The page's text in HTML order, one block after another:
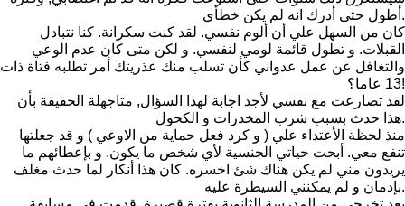
أطول حتى أدرك انه لم يكن خطأي.
كان من السهل علي أن ألوم نفسي. لقد كنت سكرانة. كنا نتبادل
القبلات. و تطول قائمة لومي لنفسي. و لكن متى كان عدم الوعي
والتغافل عن عمل عدواني كأن تسلب منك عذريتك أمر تطلبه فتاة ذات
13 عاما؟!
لقد تصارعت مع نفسي لأجد اجابة لهذا السؤال, متاجهلة الحقيقة بأن
هذا حدث بسبب شرب المخدرات و الكحول.
منذ لحظة الأعتداء علي ( و كرد فعل حماية من الاوعي ) و قد جعلتها
تنفع معي. أبحت حياتي الجنسية لأي شخص ما يكون. و بإعطائهم ما
يريدون مني لم يكن هناك شئ اخسره. كان هذا أنكار لما حدث مغلف
بإدمان و لم يمكنني السيطرة عليه.